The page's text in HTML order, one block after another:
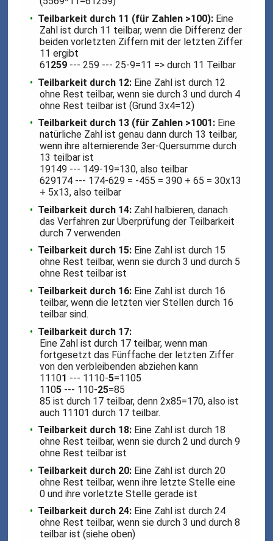
Teilbarkeit durch 11 (für Zahlen >100): Eine
Zahl ist durch 11 teilbar, wenn die Differenz der
beiden vorletzten Ziffern mit der letzten Ziffer
11 ergibt
61259 --- 259 --- 25-9=11 => durch 11 Teilbar
Teilbarkeit durch 12: Eine Zahl ist durch 12
ohne Rest teilbar, wenn sie durch 3 und durch 4
ohne Rest teilbar ist (Grund 3x4=12)
Teilbarkeit durch 13 (für Zahlen >1001: Eine
natürliche Zahl ist genau dann durch 13 teilbar,
wenn ihre alternierende 3er-Quersumme durch
13 teilbar ist
19149 --- 149-19=130, also teilbar
629174 --- 174-629 = -455 = 390 + 65 = 30x13
+ 5x13, also teilbar
Teilbarkeit durch 14: Zahl halbieren, danach
das Verfahren zur Überprüfung der Teilbarkeit
durch 7 verwenden
Teilbarkeit durch 15: Eine Zahl ist durch 15
ohne Rest teilbar, wenn sie durch 3 und durch 5
ohne Rest teilbar ist
Teilbarkeit durch 16: Eine Zahl ist durch 16
teilbar, wenn die letzten vier Stellen durch 16
teilbar sind.
Teilbarkeit durch 17:
Eine Zahl ist durch 17 teilbar, wenn man
fortgesetzt das Fünffache der letzten Ziffer
von den verbleibenden abziehen kann
11101 --- 1110-5=1105
1105 --- 110-25=85
85 ist durch 17 teilbar, denn 2x85=170, also ist
auch 11101 durch 17 teilbar.
Teilbarkeit durch 18: Eine Zahl ist durch 18
ohne Rest teilbar, wenn sie durch 2 und durch 9
ohne Rest teilbar ist
Teilbarkeit durch 20: Eine Zahl ist durch 20
ohne Rest teilbar, wenn ihre letzte Stelle eine
0 und ihre vorletzte Stelle gerade ist
Teilbarkeit durch 24: Eine Zahl ist durch 24
ohne Rest teilbar, wenn sie durch 3 und durch 8
teilbar ist (siehe oben)